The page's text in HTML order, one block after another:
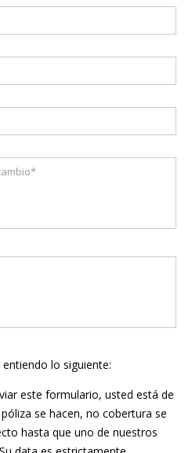
entiendo lo siguiente:
este formulario, usted está de
se hacen, no cobertura se
hasta que uno de nuestros